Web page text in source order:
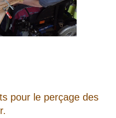
pour le perçage des